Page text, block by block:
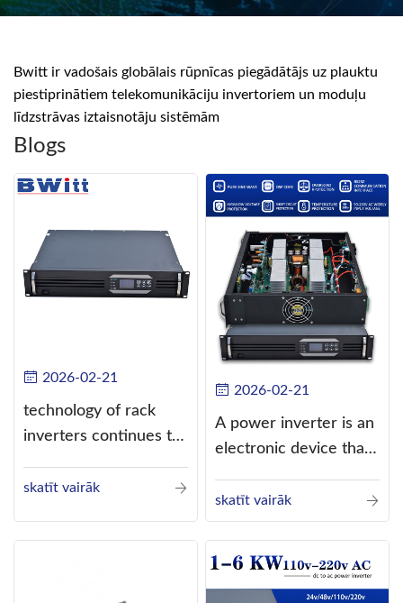
Bwitt ir vadošais globālais rūpnīcas piegādātājs uz plauktu
piestiprinātiem telekomunikāciju invertoriem un moduļu
līdzstrāvas iztaisnotāju sistēmām
Blogs
2026-02-21
technology of rack
inverters continues to
skatīt vairāk
2026-02-21
A power inverter is an
electronic device that
current (DC) into
alternating current
skatīt vairāk